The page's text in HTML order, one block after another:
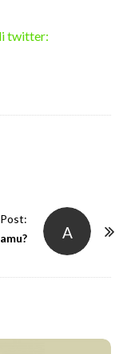
twitter:
A